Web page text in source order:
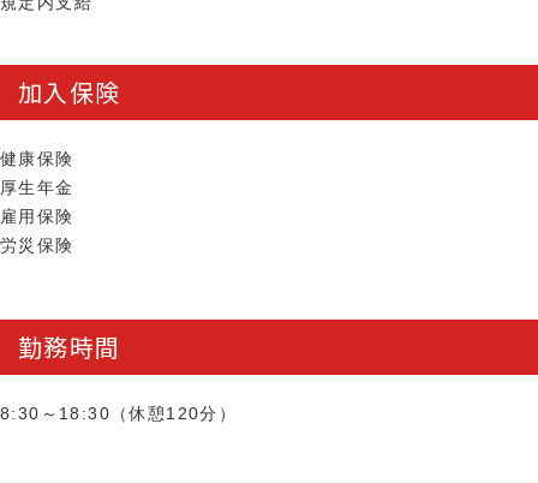
加入保険
健康保険
厚生年金
雇用保険
労災保険
勤務時間
8:30～18:30（休憩120分）